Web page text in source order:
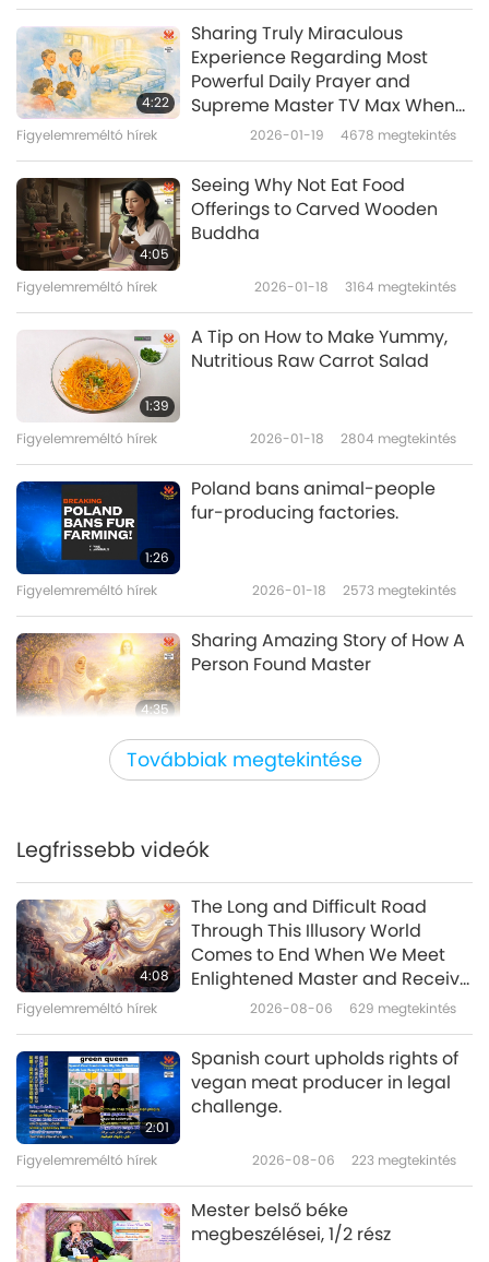
Továbbiak megtekintése
4:22
Sharing Truly Miraculous
Experience Regarding Most
Powerful Daily Prayer and
Supreme Master TV Max When
Played in Public Places
Figyelemreméltó hírek 2026-01-19 4678 megtekintés
4:05
Seeing Why Not Eat Food
Offerings to Carved Wooden
Buddha
Figyelemreméltó hírek 2026-01-18 3164 megtekintés
1:39
A Tip on How to Make Yummy,
Nutritious Raw Carrot Salad
Figyelemreméltó hírek 2026-01-18 2804 megtekintés
1:26
Poland bans animal-people
fur-producing factories.
Figyelemreméltó hírek 2026-01-18 2573 megtekintés
4:35
Sharing Amazing Story of How A
Person Found Master
Figyelemreméltó hírek 2026-01-17 2809
40:14
4:37
7th Annual SacTown VegFest in
Sacramento, CA, USA
4:39
Sharing Expressing Sentiments
in Response to Our Beloved
Powerful Poetry
Figyelemreméltó hírek
Legfrissebb videók
4:08
The Long and Difficult Road
Through This Illusory World
Comes to End When We Meet
Enlightened Master and Receive
Initiation
Figyelemreméltó hírek 2026-08-06 629 megtekintés
2:01
Spanish court upholds rights of
vegan meat producer in legal
challenge.
Figyelemreméltó hírek 2026-08-06 223 megtekintés
Mester belső béke
megbeszélései, 1/2 rész